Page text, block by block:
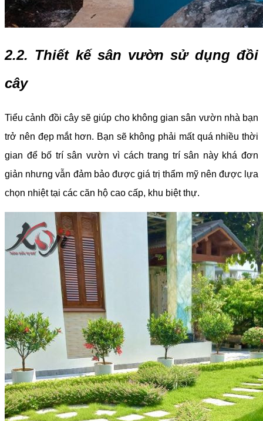
2.2. Thiết kế sân vườn sử dụng đồi
cây
Tiểu cảnh đồi cây sẽ giúp cho không gian sân vườn nhà bạn
trở nên đẹp mắt hơn. Bạn sẽ không phải mất quá nhiều thời
gian để bố trí sân vườn vì cách trang trí sân này khá đơn
giản nhưng vẫn đảm bảo được giá trị thẩm mỹ nên được lựa
chọn nhiệt tại các căn hộ cao cấp, khu biệt thự.